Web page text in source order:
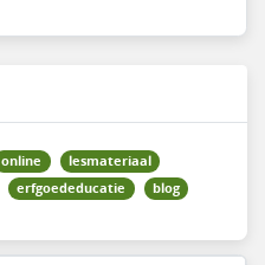
online
lesmateriaal
erfgoededucatie blog